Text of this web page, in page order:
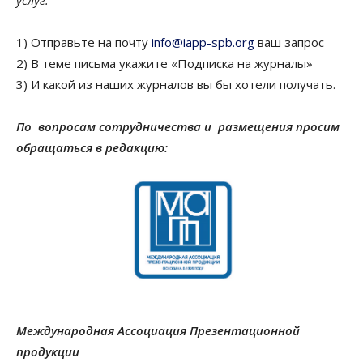
1) Отправьте на почту info@iapp-spb.org ваш запрос
2) В теме письма укажите «Подписка на журналы»
3) И какой из наших журналов вы бы хотели получать.
По вопросам сотрудничества и размещения просим
обращаться в редакцию:
Международная Ассоциация Презентационной
продукции